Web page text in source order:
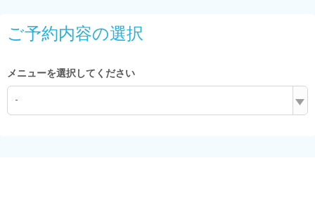
ご予約内容の選択
メニューを選択してください
-